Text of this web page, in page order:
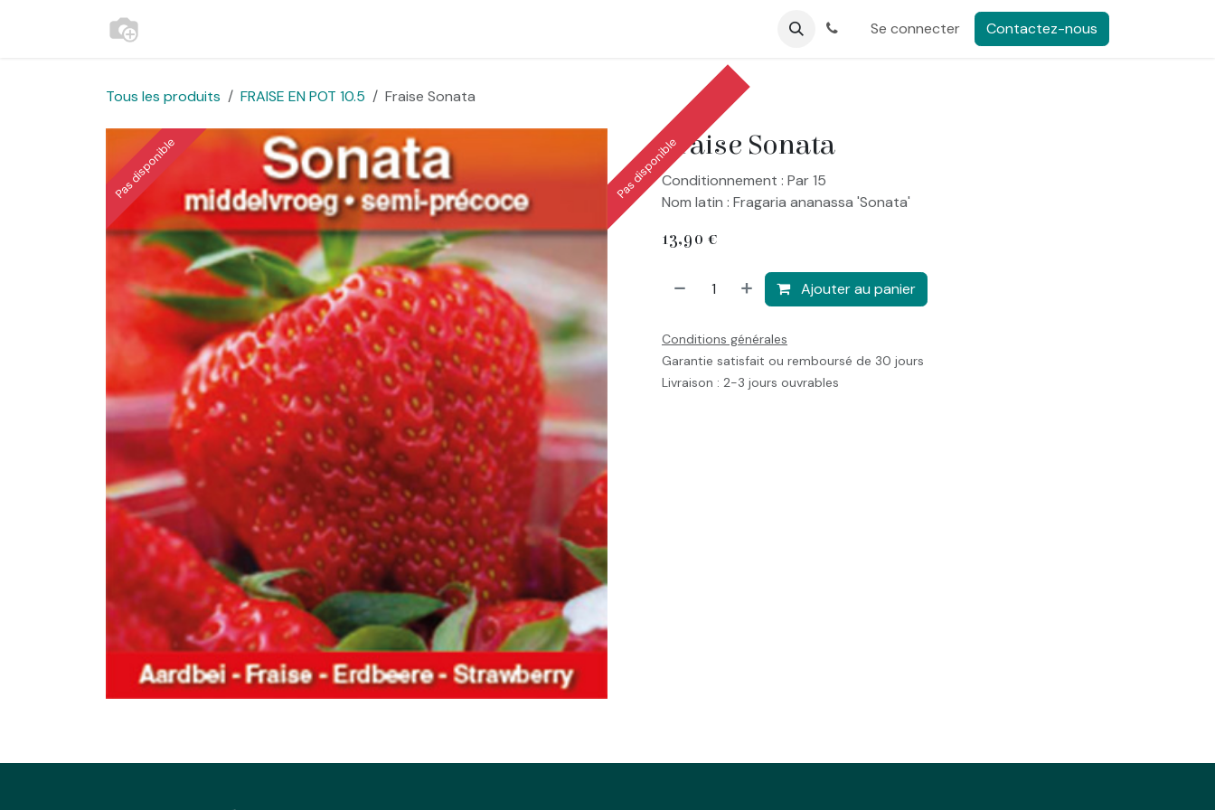
Se connecter Contactez-nous
Tous les produits FRAISE EN POT 10.5 Fraise Sonata
Pas disponible Fraise Sonata
Pas disponibleConditionnement : Par 15
Nom latin : Fragaria ananassa 'Sonata'
13,90 €
Ajouter au panier
Conditions générales
Garantie satisfait ou remboursé de 30 jours
Livraison : 2-3 jours ouvrables